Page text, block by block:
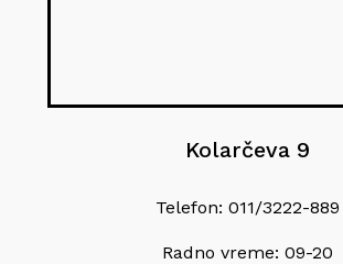
Kolarčeva 9
Telefon: 011/3222-889
Radno vreme: 09-20